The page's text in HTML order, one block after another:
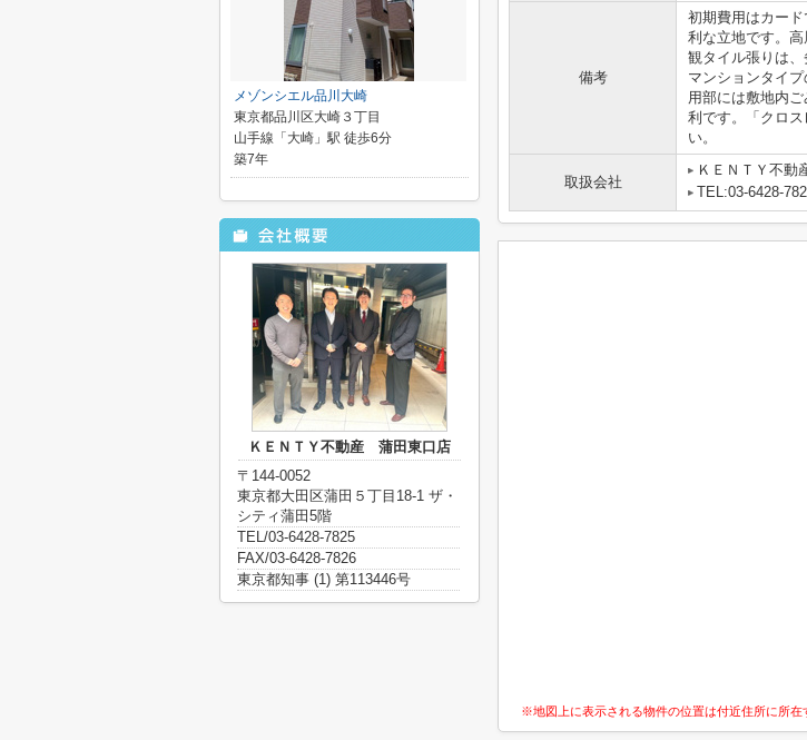
備考
初期費用はカー
利な立地です。
観タイル張りは
マンションタイ
用部には敷地内
利です。「クロ
い。
取扱会社
ＫＥＮＴＹ不
TEL:03-6428-
※地図上に表示される物件の位置は付近住所に所在
メゾンシエル品川大崎
東京都品川区大崎３丁目
山手線「大崎」駅 徒歩6分
築7年
ＫＥＮＴＹ不動産 蒲田東口店
〒144-0052
東京都大田区蒲田５丁目18-1 ザ・
シティ蒲田5階
TEL/03-6428-7825
FAX/03-6428-7826
東京都知事 (1) 第113446号